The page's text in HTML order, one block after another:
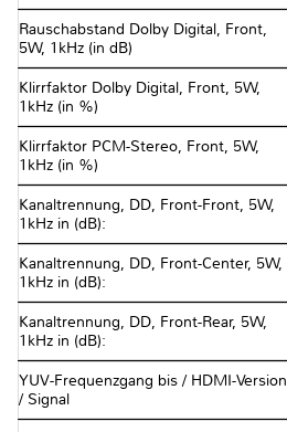
Rauschabstand Dolby Digital, Front,
5W, 1kHz (in dB)
Klirrfaktor Dolby Digital, Front, 5W,
1kHz (in %)
Klirrfaktor PCM-Stereo, Front, 5W,
1kHz (in %)
Kanaltrennung, DD, Front-Front, 5W,
1kHz in (dB):
Kanaltrennung, DD, Front-Center, 5W,
1kHz in (dB):
Kanaltrennung, DD, Front-Rear, 5W,
1kHz in (dB):
YUV-Frequenzgang bis / HDMI-Version
/ Signal